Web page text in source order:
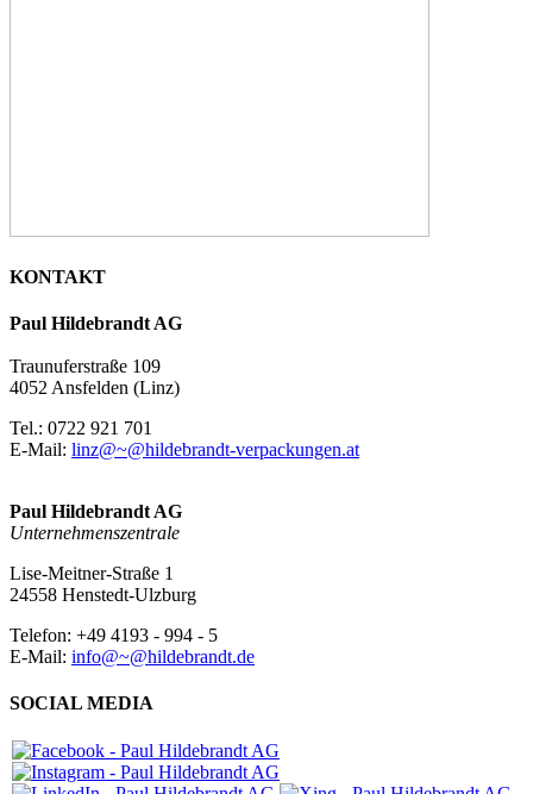
KONTAKT
Paul Hildebrandt AG
Traunuferstraße 109
4052 Ansfelden (Linz)
Tel.: 0722 921 701
E-Mail: linz@~@hildebrandt-verpackungen.at
Paul Hildebrandt AG
Unternehmenszentrale
Lise-Meitner-Straße 1
24558 Henstedt-Ulzburg
Telefon: +49 4193 - 994 - 5
E-Mail: info@~@hildebrandt.de
SOCIAL MEDIA